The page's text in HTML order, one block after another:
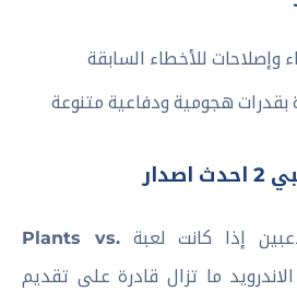
وإصلاحات للأخطاء السابقة
بقدرات هجومية ودفاعية متنوعة
إذا كانت لعبةPlants vs.
ما تزال قادرة على تقديم